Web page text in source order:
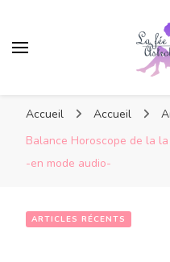
Accueil Accueil
Balance Horoscope de la
-en mode audio-
ARTICLES RÉCENTS